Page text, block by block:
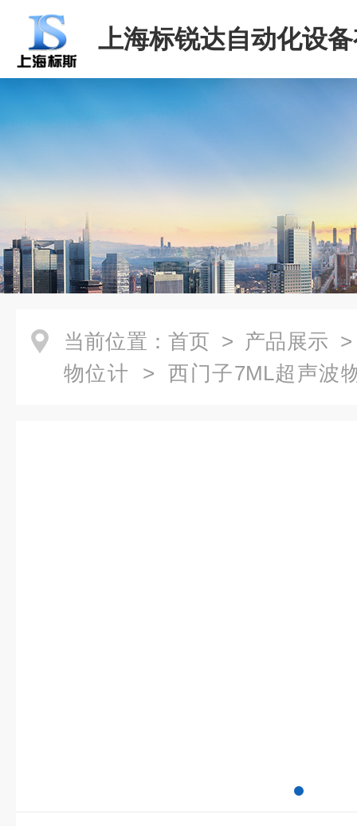
上海标锐达自动化设
司
当前位置： 首页 > 产品展示
物位计 > 西门子7ML超声波